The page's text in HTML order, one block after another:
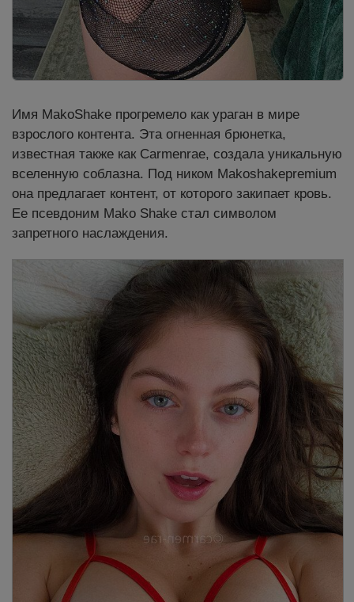
Имя MakoShake прогремело как ураган в мире
взрослого контента. Эта огненная брюнетка,
известная также как Carmenrae, создала уникальную
вселенную соблазна. Под ником Makoshakepremium
она предлагает контент, от которого закипает кровь.
Ее псевдоним Mako Shake стал символом
запретного наслаждения.